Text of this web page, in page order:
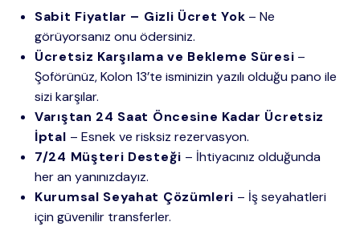
Sabit Fiyatlar – Gizli Ücret Yok – Ne
görüyorsanız onu ödersiniz.
Ücretsiz Karşılama ve Bekleme Süresi –
Şoförünüz, Kolon 13’te isminizin yazılı olduğu pano ile
sizi karşılar.
Varıştan 24 Saat Öncesine Kadar Ücretsiz
İptal – Esnek ve risksiz rezervasyon.
7/24 Müşteri Desteği – İhtiyacınız olduğunda
her an yanınızdayız.
Kurumsal Seyahat Çözümleri – İş seyahatleri
için güvenilir transferler.